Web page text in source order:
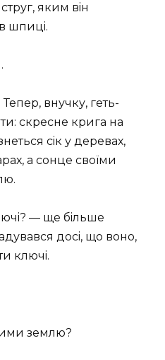
яким вiн
шпицi.
внучку, геть-
скресне крига на
сiк у деревах,
а сонце своїми
— ще бiльше
досi, що воно,
ключi.
землю?